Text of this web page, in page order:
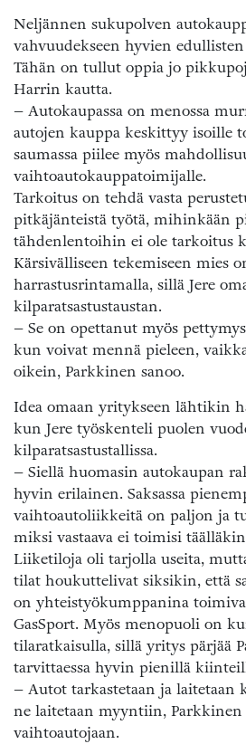
Neljännen sukupolven
vahvuudekseen hyvien
Tähän on tullut oppia jo
Harrin kautta.
– Autokaupassa on menossa
autojen kauppa keskittyy isoille
saumassa piilee myös
vaihtoautokauppatoimijalle.
Tarkoitus on tehdä vasta
pitkäjänteistä työtä, mihinkään
tähdenlentoihin ei ole tarkoitus
Kärsivälliseen tekemiseen mies
harrastusrintamalla, sillä Jere
kilparatsastustaustan.
– Se on opettanut myös
kun voivat mennä pieleen,
oikein, Parkkinen sanoo.
Idea omaan yritykseen lähtikin
kun Jere työskenteli puolen
kilparatsastustallissa.
– Siellä huomasin autokaupan
hyvin erilainen. Saksassa
vaihtoautoliikkeitä on paljon ja
miksi vastaava ei toimisi
Liiketiloja oli tarjolla useita,
tilat houkuttelivat siksikin, että
on yhteistyökumppanina
GasSport. Myös menopuoli on
tilaratkaisulla, sillä yritys pärjää
tarvittaessa hyvin pienillä
– Autot tarkastetaan ja
ne laitetaan myyntiin, Parkkinen
vaihtoautojaan.